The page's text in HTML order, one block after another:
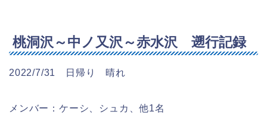
桃洞沢～中ノ又沢～赤水沢 遡行記録
2022/7/31 日帰り 晴れ
メンバー：ケーシ、シュカ、他1名